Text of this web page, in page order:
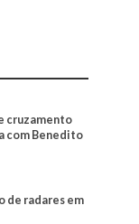
cruzamento
com Benedito
de radares em